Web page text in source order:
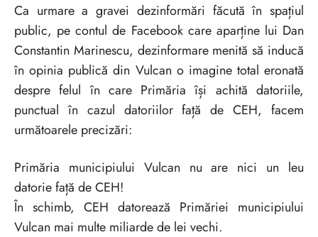
Ca urmare a gravei dezinformări făcută în spațiul
public, pe contul de Facebook care aparține lui Dan
Constantin Marinescu, dezinformare menită să inducă
în opinia publică din Vulcan o imagine total eronată
despre felul în care Primăria își achită datoriile,
punctual în cazul datoriilor față de CEH, facem
următoarele precizări:
Primăria municipiului Vulcan nu are nici un leu
datorie față de CEH!
În schimb, CEH datorează Primăriei municipiului
Vulcan mai multe miliarde de lei vechi.